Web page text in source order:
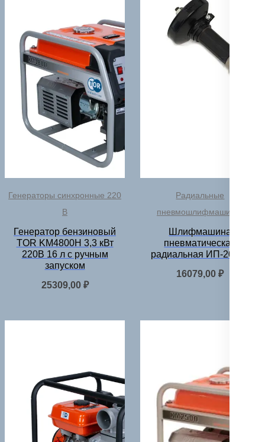
Генераторы синхронные 220
В
Генератор бензиновый
TOR KM4800H 3,3 кВт
220В 16 л с ручным
запуском
25309,00 ₽
Радиальные
пневмошлифмашинки
Шлифмашина
пневматическая
радиальная ИП-20150
16079,00₽